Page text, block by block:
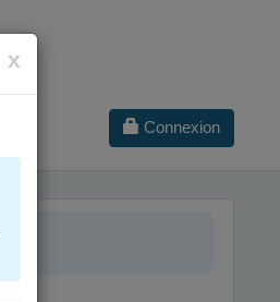
Connexion
x